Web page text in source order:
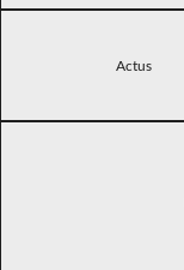
Actus